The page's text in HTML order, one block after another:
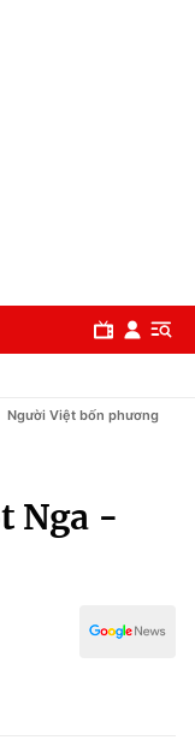
Người Việt bốn phương
Nga -